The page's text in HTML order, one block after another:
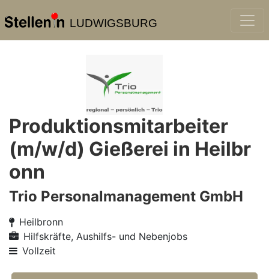
LUDWIGSBURG
Produktionsmitarbeiter
(m/w/d) Gießerei in Heilbr
onn
Trio Personalmanagement GmbH
Heilbronn
Hilfskräfte, Aushilfs- und Nebenjobs
Vollzeit